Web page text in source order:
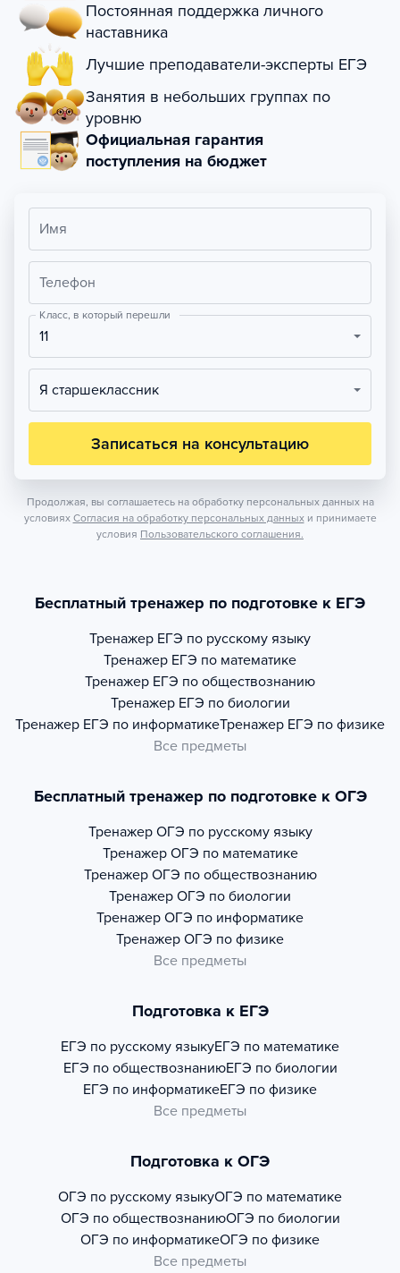
Постоянная поддержка личного
наставника
Лучшие преподаватели-эксперты ЕГЭ
Занятия в небольших группах по
уровню
Официальная гарантия
поступления на бюджет
Имя
Телефон
Класс, в который перешли
11
Я старшеклассник
Записаться на консультацию
Продолжая, вы соглашаетесь на обработку персональных данных на
условиях Согласия на обработку персональных данных и принимаете
условия Пользовательского соглашения.
Бесплатный тренажер по подготовке к ЕГЭ
Тренажер ЕГЭ по русскому языку
Тренажер ЕГЭ по математике
Тренажер ЕГЭ по обществознанию
Тренажер ЕГЭ по биологии
Тренажер ЕГЭ по информатикеТренажер ЕГЭ по физике
Все предметы
Бесплатный тренажер по подготовке к ОГЭ
Тренажер ОГЭ по русскому языку
Тренажер ОГЭ по математике
Тренажер ОГЭ по обществознанию
Тренажер ОГЭ по биологии
Тренажер ОГЭ по информатике
Тренажер ОГЭ по физике
Все предметы
Подготовка к ЕГЭ
ЕГЭ по русскому языкуЕГЭ по математике
ЕГЭ по обществознаниюЕГЭ по биологии
ЕГЭ по информатикеЕГЭ по физике
Все предметы
Подготовка к ОГЭ
ОГЭ по русскому языкуОГЭ по математике
ОГЭ по обществознаниюОГЭ по биологии
ОГЭ по информатикеОГЭ по физике
Все предметы